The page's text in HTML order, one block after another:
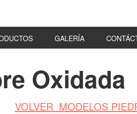
GALERÍA
Oxidada
VOLVER MODELOS